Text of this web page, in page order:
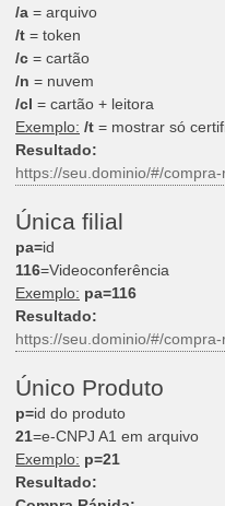
/a = arquivo
/t = token
/c = cartão
/n = nuvem
/cl = cartão + leitora
Exemplo: /t = mostrar só
Resultado:
https://seu.dominio/#/
Única filial
pa=id
116=Videoconferência
Exemplo: pa=116
Resultado:
https://seu.dominio/#/
Único Produto
p=id do produto
21=e-CNPJ A1 em arquivo
Exemplo: p=21
Resultado: